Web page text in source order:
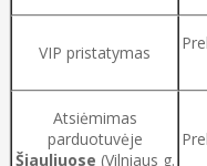
VIP pristatymas
Atsiėmimas
parduotuvėje
Šiauliuose (Vilniaus g.